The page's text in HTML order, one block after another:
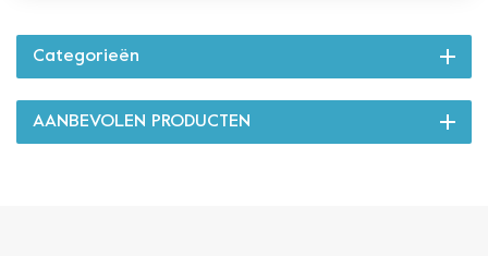
Categorieën
AANBEVOLEN PRODUCTEN